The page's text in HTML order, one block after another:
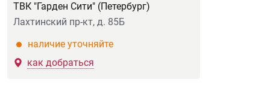
ТВК "Гарден Сити" (Петербург)
Лахтинский пр-кт, д. 85Б
наличие уточняйте
как добраться